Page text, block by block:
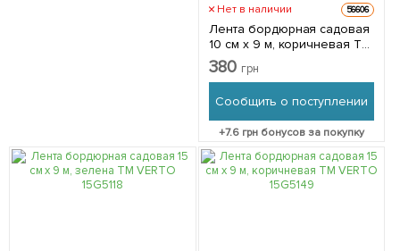
Нет в наличии 56606
Лента бордюрная садовая
10 см x 9 м, коричневая ТМ
VERTO 15G513
380 грн
Сообщить о поступлении
+7.6 грн бонусов за покупку